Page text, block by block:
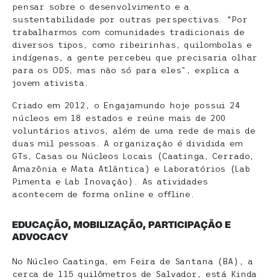
pensar sobre o desenvolvimento e a
sustentabilidade por outras perspectivas. “Por
trabalharmos com comunidades tradicionais de
diversos tipos, como ribeirinhas, quilombolas e
indígenas, a gente percebeu que precisaria olhar
para os ODS, mas não só para eles”, explica a
jovem ativista.
Criado em 2012, o Engajamundo hoje possui 24
núcleos em 18 estados e reúne mais de 200
voluntários ativos, além de uma rede de mais de
duas mil pessoas. A organização é dividida em
GTs, Casas ou Núcleos Locais (Caatinga, Cerrado,
Amazônia e Mata Atlântica) e Laboratórios (Lab
Pimenta e Lab Inovação). As atividades
acontecem de forma online e offline.
EDUCAÇÃO, MOBILIZAÇÃO, PARTICIPAÇÃO E
ADVOCACY
No Núcleo Caatinga, em Feira de Santana (BA), a
cerca de 115 quilômetros de Salvador, está Kinda